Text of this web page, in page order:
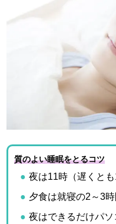
質のよい睡眠をとるコツ
夜は11時（遅くと
夕食は就寝の2～3
夜はできるだけパ